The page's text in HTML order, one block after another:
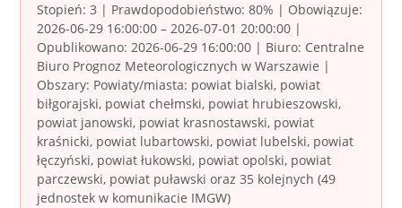
Stopień: 3 | Prawdopodobieństwo: 80% | Obowiązuje:
2026-06-29 16:00:00 – 2026-07-01 20:00:00 |
Opublikowano: 2026-06-29 16:00:00 | Biuro: Centralne
Biuro Prognoz Meteorologicznych w Warszawie |
Obszary: Powiaty/miasta: powiat bialski, powiat
biłgorajski, powiat chełmski, powiat hrubieszowski,
powiat janowski, powiat krasnostawski, powiat
kraśnicki, powiat lubartowski, powiat lubelski, powiat
łęczyński, powiat łukowski, powiat opolski, powiat
parczewski, powiat puławski oraz 35 kolejnych (49
jednostek w komunikacie IMGW)